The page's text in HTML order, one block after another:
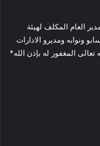
العام المكلف لهيئة
ونوابه ومديرو الادارات
تعالى المغفور له بإذن الله*